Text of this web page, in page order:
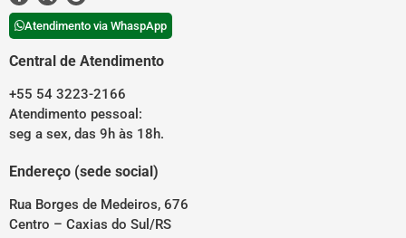
Atendimento via WhaspApp
Central de Atendimento
+55 54 3223-2166
Atendimento pessoal:
seg a sex, das 9h às 18h.
Endereço (sede social)
Rua Borges de Medeiros, 676
Centro – Caxias do Sul/RS